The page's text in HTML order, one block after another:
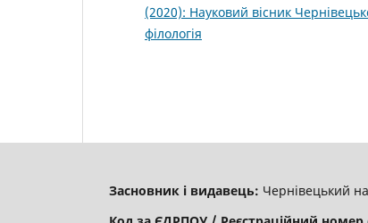
(2020): Науковий вісник
філологія
Засновник і видавець: Чернівецький